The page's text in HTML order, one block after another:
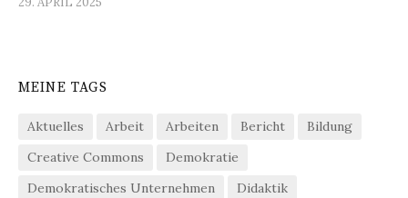
MEINE TAGS
Aktuelles Arbeit Arbeiten Bericht
Bildung
Creative Commons
Demokratie
Demokratisches Unternehmen
Didaktik